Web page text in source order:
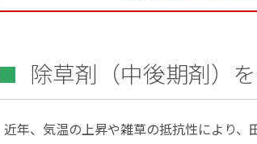
除草剤（中後期剤）
近年、気温の上昇や雑草の抵抗性により、